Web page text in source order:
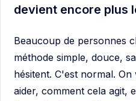
devient encore plus
Beaucoup de personnes
méthode simple, douce,
hésitent. C'est normal.
aider, comment cela agit,